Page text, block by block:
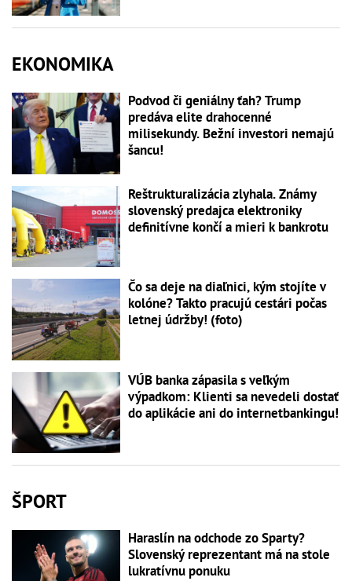
EKONOMIKA
Podvod či geniálny ťah? Trump
predáva elite drahocenné
milisekundy. Bežní investori nemajú
šancu!
Reštrukturalizácia zlyhala. Známy
slovenský predajca elektroniky
definitívne končí a mieri k bankrotu
Čo sa deje na diaľnici, kým stojíte v
kolóne? Takto pracujú cestári počas
letnej údržby! (foto)
VÚB banka zápasila s veľkým
výpadkom: Klienti sa nevedeli dostať
do aplikácie ani do internetbankingu!
ŠPORT
Haraslín na odchode zo Sparty?
Slovenský reprezentant má na stole
lukratívnu ponuku